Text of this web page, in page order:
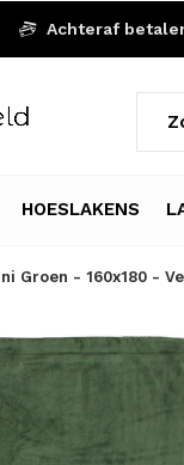
HOESLAKENS
Achteraf
Groen - 160x180 -